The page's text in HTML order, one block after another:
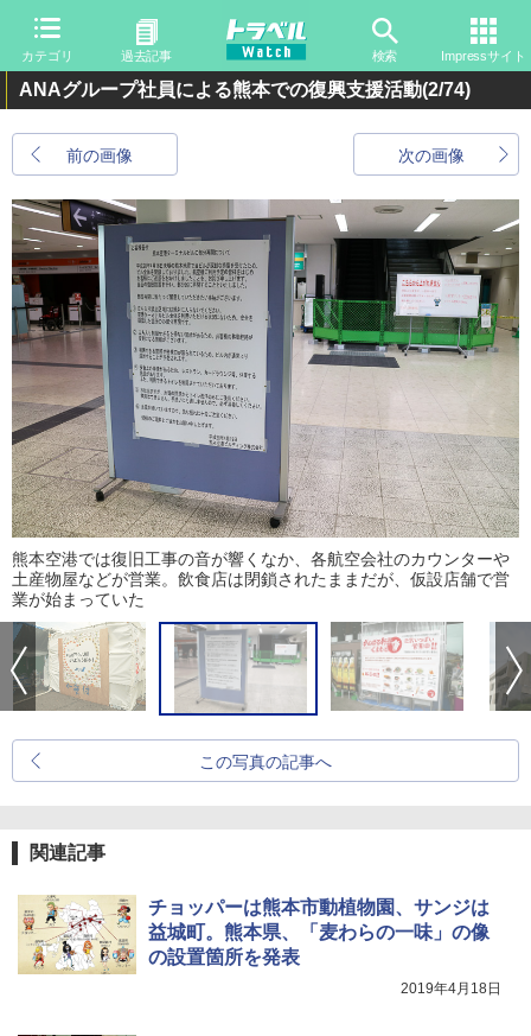
カテゴリ 過去記事 検索 Impressサイト
ANAグループ社員による熊本での復興支援活動(2/74)
前の画像 次の画像
熊本空港では復旧工事の音が響くなか、各航空会社のカウンターや
土産物屋などが営業。飲食店は閉鎖されたままだが、仮設店舗で営
業が始まっていた
この写真の記事へ
関連記事
チョッパーは熊本市動植物園、サンジは
益城町。熊本県、「麦わらの一味」の像
の設置箇所を発表
2019年4月18日